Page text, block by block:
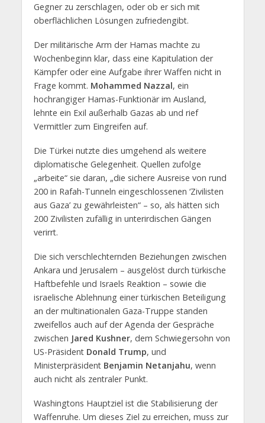
Gegner zu zerschlagen, oder ob er sich mit
oberflächlichen Lösungen zufriedengibt.
Der militärische Arm der Hamas machte zu
Wochenbeginn klar, dass eine Kapitulation der
Kämpfer oder eine Aufgabe ihrer Waffen nicht in
Frage kommt. Mohammed Nazzal, ein
hochrangiger Hamas-Funktionär im Ausland,
lehnte ein Exil außerhalb Gazas ab und rief
Vermittler zum Eingreifen auf.
Die Türkei nutzte dies umgehend als weitere
diplomatische Gelegenheit. Quellen zufolge
„arbeite“ sie daran, „die sichere Ausreise von rund
200 in Rafah-Tunneln eingeschlossenen ‘Zivilisten
aus Gaza’ zu gewährleisten“ – so, als hätten sich
200 Zivilisten zufällig in unterirdischen Gängen
verirrt.
Die sich verschlechternden Beziehungen zwischen
Ankara und Jerusalem – ausgelöst durch türkische
Haftbefehle und Israels Reaktion – sowie die
israelische Ablehnung einer türkischen Beteiligung
an der multinationalen Gaza-Truppe standen
zweifellos auch auf der Agenda der Gespräche
zwischen Jared Kushner, dem Schwiegersohn von
US-PräsidentDonald Trump, und
MinisterpräsidentBenjamin Netanjahu, wenn
auch nicht als zentraler Punkt.
Washingtons Hauptziel ist die Stabilisierung der
Waffenruhe. Um dieses Ziel zu erreichen, muss zur